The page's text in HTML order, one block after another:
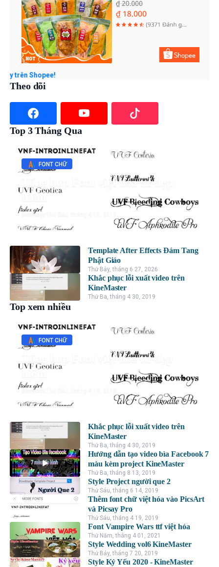
Shopee!
Theo dõi
Top 3 Tháng Qua
FONT CHỮ
Tổng hợp Font việt hóa ttf đẹp
hiếm
Đình Đức
Template After Effects Đám Tang
Phật Giáo
Thứ Bảy, tháng 6 27, 2026
Khắc phục lỗi xuất video trên
KineMaster
Thứ Ba, tháng 4 30, 2019
Top xem nhiều
FONT CHỮ
Tổng hợp Font việt hóa ttf đẹp
hiếm
Đình Đức
Khắc phục lỗi xuất video trên
KineMaster
Thứ Ba, tháng 4 30, 2019
Hướng dẫn tạo video bìa Facebook 7
màu kèm project KineMaster
Thứ Ba, tháng 8 13, 2019
Style Project người que 2
Thứ Sáu, tháng 6 14, 2019
Thêm font chữ việt hóa vào PicsArt
và Picsay Pro
Thứ Sáu, tháng 4 19, 2019
Font Vampire Wars ttf việt hóa
Thứ Năm, tháng 4 01, 2021
Style Wedding vol6 KineMaster
Thứ Bảy, tháng 7 20, 2019
Style Kỷ Yếu 2020 - KineMaster